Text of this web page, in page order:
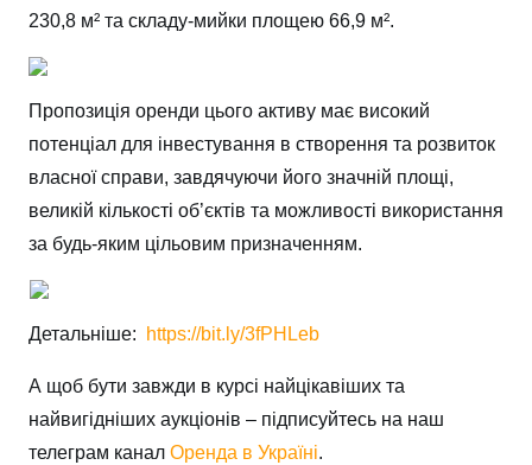
230,8 м² та складу-мийки площею 66,9 м².
Пропозиція оренди цього активу має високий
потенціал для інвестування в створення та розвиток
власної справи, завдячуючи його значній площі,
великій кількості об’єктів та можливості використання
за будь-яким цільовим призначенням.
Детальніше: https://bit.ly/3fPHLeb
А щоб бути завжди в курсі найцікавіших та
найвигідніших аукціонів – підписуйтесь на наш
телеграм канал Оренда в Україні.